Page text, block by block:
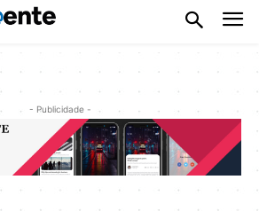
- Publicidade -